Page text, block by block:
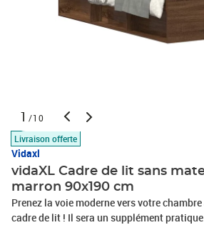
1 /10
Livraison offerte
Vidaxl
vidaXL Cadre de lit sans
marron 90x190 cm
Prenez la voie moderne vers votre
cadre de lit ! Il sera un supplément